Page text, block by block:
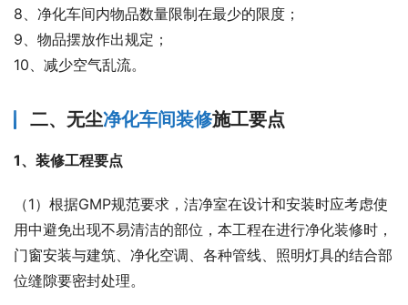
8、净化车间内物品数量限制在最少的限度；
9、物品摆放作出规定；
10、减少空气乱流。
二、无尘净化车间装修施工要点
1、装修工程要点
（1）根据GMP规范要求，洁净室在设计和安装时应考虑使
用中避免出现不易清洁的部位，本工程在进行净化装修时，
门窗安装与建筑、净化空调、各种管线、照明灯具的结合部
位缝隙要密封处理。